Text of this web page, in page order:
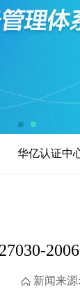
认证中心F/H
新闻来源: